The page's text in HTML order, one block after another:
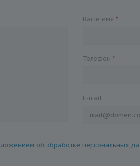
Ваше имя*
Телефон*
E-mail
об обработке персональных